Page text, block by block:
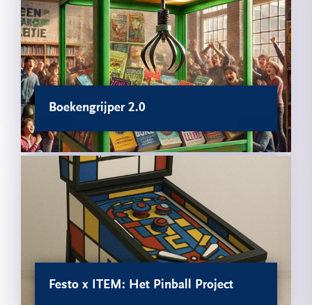
Boekengrijper 2.0
Festo x ITEM: Het Pinball Project